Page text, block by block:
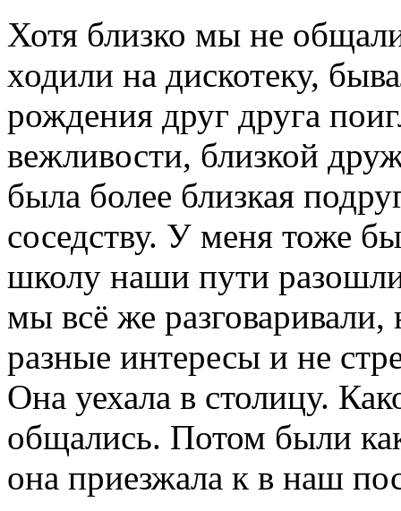
Хотя близко мы не
ходили на дискотеку,
рождения друг друга
вежливости, близкой
была более близкая
соседству. У меня тоже
школу наши пути
мы всё же
разные интересы и не
Она уехала в столицу.
общались. Потом были
она приезжала к в наш